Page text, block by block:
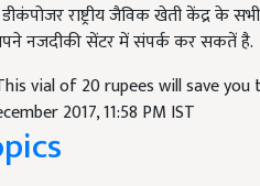
राष्ट्रीय जैविक खेती केंद्र के
नजदीकी सेंटर में संपर्क कर सकतें है.
vial of 20 rupees will save
2017, 11:58 PM IST